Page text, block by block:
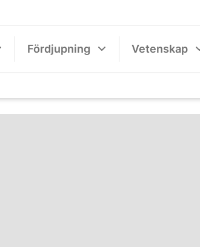
Fördjupning Vetenskap